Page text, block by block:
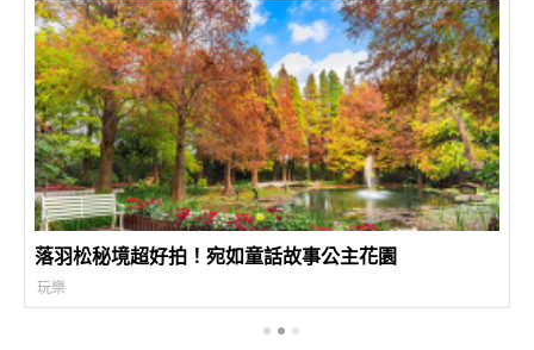
落羽松秘境超好拍！宛如童話故事公主花園
玩樂